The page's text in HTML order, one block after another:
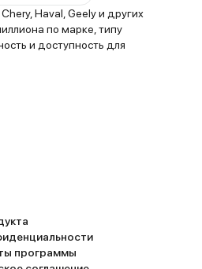
Haval, Geely и других
по марке, типу
и доступность для
программы